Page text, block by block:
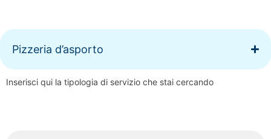
Pizzeria d’asporto
Inserisci qui la tipologia di servizio che stai cercando